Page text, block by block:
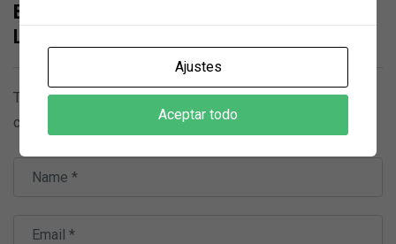
Be the first to review “Medidor Distancia
Laser GLM 30 BOSCH”
Tu dirección de correo electrónico no será publicada. Los
campos obligatorios están marcados con
Ajustes
Aceptar todo